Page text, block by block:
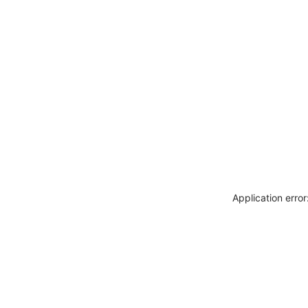
Application